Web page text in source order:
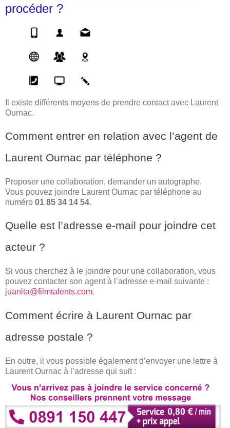
procéder ?
Il existe différents moyens de prendre contact avec Laurent
Ournac.
Comment entrer en relation avec l’agent de
Laurent Ournac par téléphone ?
Proposer une collaboration, demander un autographe.
Vous pouvez joindre Laurent Ournac par téléphone au
numéro 01 85 34 14 54.
Quelle est l’adresse e-mail pour joindre cet
acteur ?
Si vous cherchez à le joindre pour une collaboration, vous
pouvez contacter son agent à l’adresse e-mail suivante :
juanita@filmtalents.com.
Comment écrire à Laurent Ournac par
adresse postale ?
En outre, il vous possible également d’envoyer une lettre à
Laurent Ournac à l’adresse qui suit :